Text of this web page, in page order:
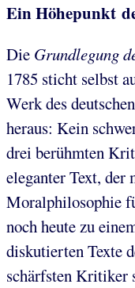
Ein Höhepunkt
Die Grundlegung
1785 sticht selbst
Werk des
heraus: Kein
drei berühmten
eleganter Text,
Moralphilosophie
noch heute zu
diskutierten Texte
schärfsten Kritiker